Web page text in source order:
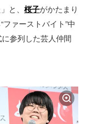
と、 桜子がかたまり
ァーストバイト”中
参列した芸人仲間